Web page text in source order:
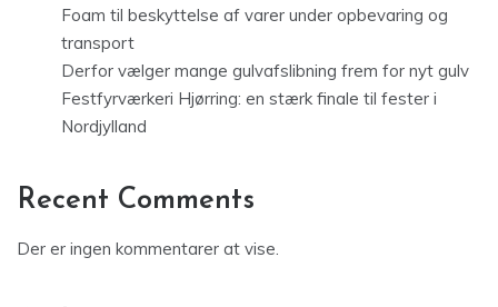
Foam til beskyttelse af varer under opbevaring og
transport
Derfor vælger mange gulvafslibning frem for nyt gulv
Festfyrværkeri Hjørring: en stærk finale til fester i
Nordjylland
Recent Comments
Der er ingen kommentarer at vise.